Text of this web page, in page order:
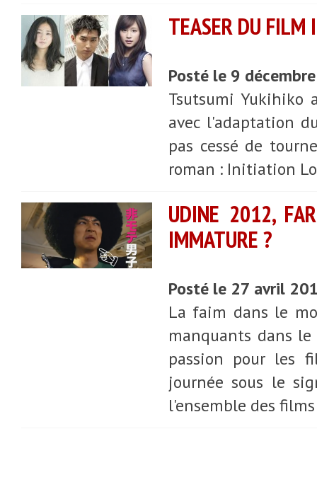
TEASER DU FILM
Posté le 9
Tsutsumi Yukihiko
avec l'adaptation
pas cessé de
roman : Initiation
UDINE 2012,
IMMATURE ?
Posté le 27 avril
La faim dans le
manquants dans
passion pour les
journée sous le
l'ensemble des